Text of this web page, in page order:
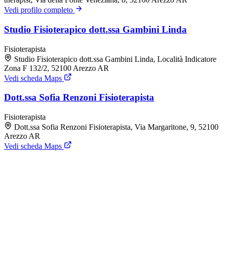
Vedi profilo completo
Studio Fisioterapico dott.ssa Gambini Linda
Fisioterapista
Studio Fisioterapico dott.ssa Gambini Linda, Località Indicatore
Zona F 132/2, 52100 Arezzo AR
Vedi scheda Maps
Dott.ssa Sofia Renzoni Fisioterapista
Fisioterapista
Dott.ssa Sofia Renzoni Fisioterapista, Via Margaritone, 9, 52100
Arezzo AR
Vedi scheda Maps